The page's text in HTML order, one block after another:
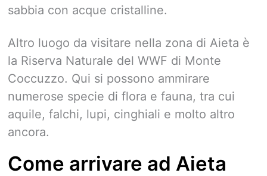
sabbia con acque cristalline.
Altro luogo da visitare nella zona di Aieta è
la Riserva Naturale del WWF di Monte
Coccuzzo. Qui si possono ammirare
numerose specie di flora e fauna, tra cui
aquile, falchi, lupi, cinghiali e molto altro
ancora.
Come arrivare ad Aieta